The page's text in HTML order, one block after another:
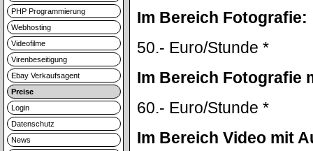
PHP Programmierung
Webhosting
Videofilme
Virenbeseitigung
Ebay Verkaufsagent
Preise
Login
Datenschutz
News
Im Bereich Fotografie:
50.- Euro/Stunde *
Im Bereich Fotografie
60.- Euro/Stunde *
Im Bereich Video mit